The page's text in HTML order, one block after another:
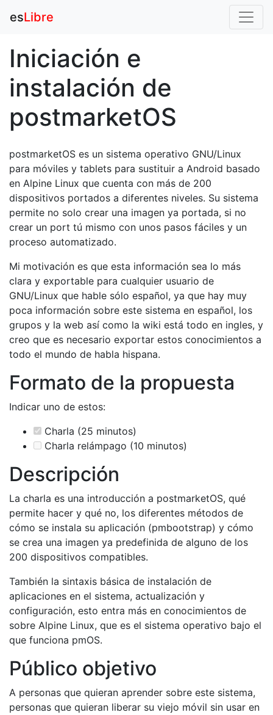
esLibre
Iniciación e
instalación de
postmarketOS
postmarketOS es un sistema operativo GNU/Linux
para móviles y tablets para sustituir a Android basado
en Alpine Linux que cuenta con más de 200
dispositivos portados a diferentes niveles. Su sistema
permite no solo crear una imagen ya portada, si no
crear un port tú mismo con unos pasos fáciles y un
proceso automatizado.
Mi motivación es que esta información sea lo más
clara y exportable para cualquier usuario de
GNU/Linux que hable sólo español, ya que hay muy
poca información sobre este sistema en español, los
grupos y la web así como la wiki está todo en ingles, y
creo que es necesario exportar estos conocimientos a
todo el mundo de habla hispana.
Formato de la propuesta
Indicar uno de estos:
Charla (25 minutos)
Charla relámpago (10 minutos)
Descripción
La charla es una introducción a postmarketOS, qué
permite hacer y qué no, los diferentes métodos de
cómo se instala su aplicación (pmbootstrap) y cómo
se crea una imagen ya predefinida de alguno de los
200 dispositivos compatibles.
También la sintaxis básica de instalación de
aplicaciones en el sistema, actualización y
configuración, esto entra más en conocimientos de
sobre Alpine Linux, que es el sistema operativo bajo el
que funciona pmOS.
Público objetivo
A personas que quieran aprender sobre este sistema,
personas que quieran liberar su viejo móvil sin usar en